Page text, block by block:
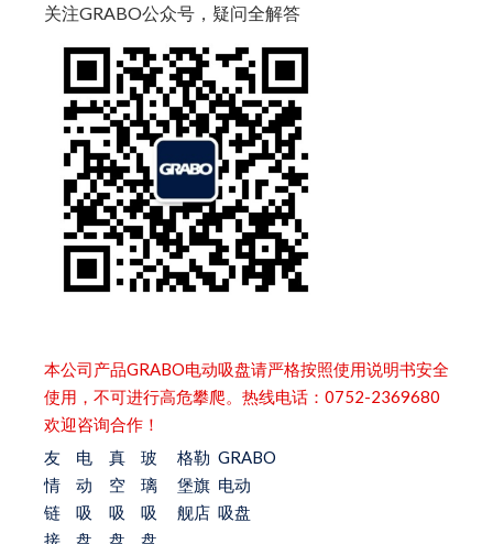
关注GRABO公众号，疑问全解答
本公司产品GRABO电动吸盘请严格按照使用说明书安全
使用，不可进行高危攀爬。热线电话：0752-2369680
欢迎咨询合作！
友
情
链
接
电
动
吸
盘
真
空
吸
盘
玻
璃
吸
盘
格勒
堡旗
舰店
GRABO
电动
吸盘